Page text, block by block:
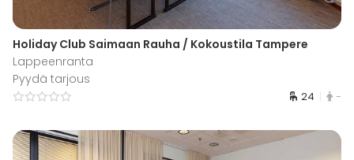
Holiday Club Saimaan Rauha / Kokoustila Tampere
Lappeenranta
Pyydä tarjous
24 -